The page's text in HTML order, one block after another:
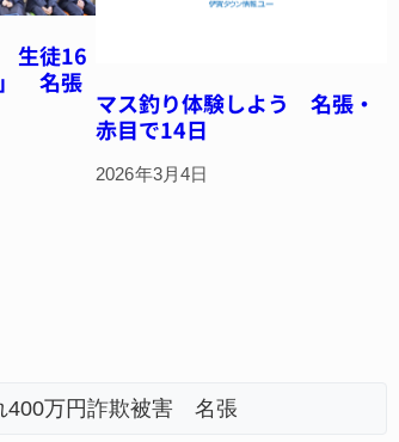
生徒16
」 名張
マス釣り体験しよう 名張・
赤目で14日
2026年3月4日
400万円詐欺被害 名張